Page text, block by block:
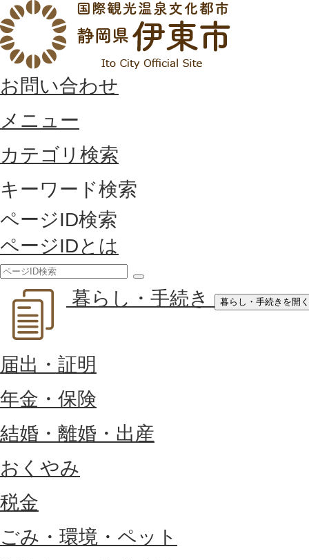
お問い合わせ
メニュー
カテゴリ検索
キーワード検索
ページID検索
ページIDとは
索
暮らし・手続き 暮らし・手続きを開く
届出・証明
年金・保険
結婚・離婚・出産
おくやみ
税金
ごみ・環境・ペット